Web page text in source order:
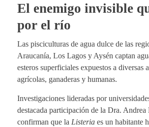
El enemigo invisible
por el río
Las pisciculturas de agua dulce de las
Araucanía, Los Lagos y Aysén captan
esteros superficiales expuestos a diversas
agrícolas, ganaderas y humanas.
Investigaciones lideradas por
destacada participación de la Dra.
confirman que la Listeria es un habitante